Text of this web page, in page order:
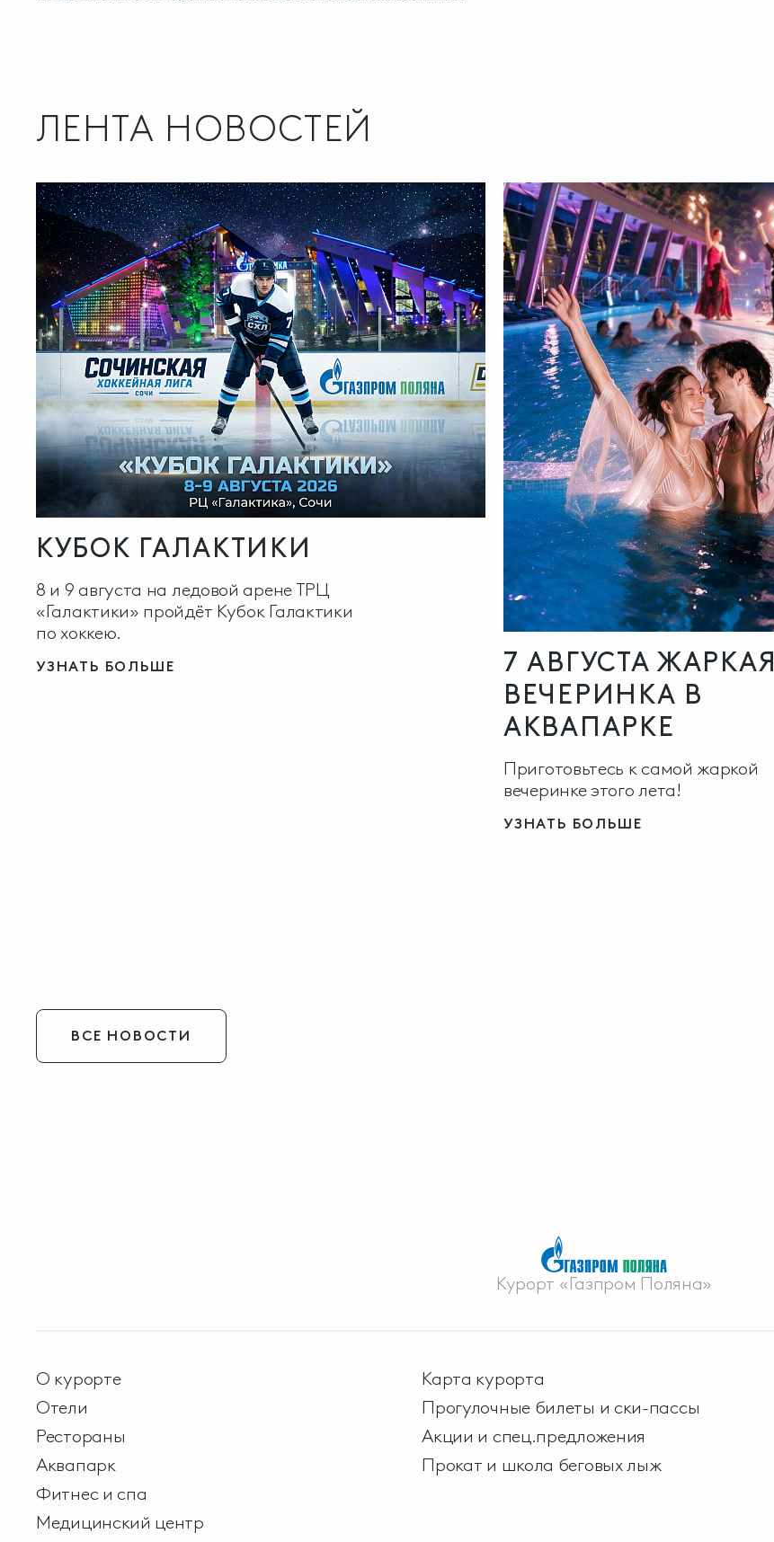
ЛЕНТА НОВОСТЕЙ
КУБОК ГАЛАКТИКИ
8 и 9 августа на ледовой арене ТРЦ
«Галактики» пройдёт Кубок Галактики
по хоккею.
УЗНАТЬ БОЛЬШЕ
7 АВГУСТА ЖАРКАЯ
ВЕЧЕРИНКА В
АКВАПАРКЕ
Приготовьтесь к самой жаркой
вечеринке этого лета!
УЗНАТЬ БОЛЬШЕ
ВСЕ НОВОСТИ
Курорт «Газпром Поляна»
О курорте
Отели
Рестораны
Аквапарк
Фитнес и спа
Медицинский центр
Карта курорта
Прогулочные билеты и ски-пассы
Акции и спец.предложения
Прокат и школа беговых лыж